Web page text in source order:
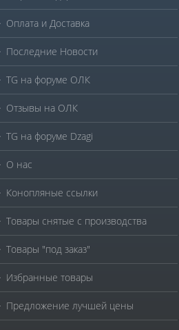
Оплата и Доставка
Последние Новости
TG на форуме ОЛК
Отзывы на ОЛК
TG на форуме Dzagi
О нас
Конопляные ссылки
Товары снятые с производства
Товары "под заказ"
Избранные товары
Предложение лучшей цены